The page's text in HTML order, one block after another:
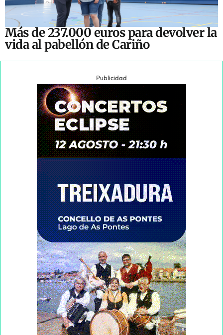
Más de 237.000 euros para devolver la
vida al pabellón de Cariño
Publicidad